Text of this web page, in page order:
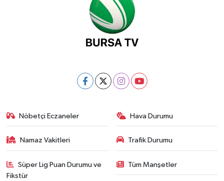
Nöbetçi Eczaneler Hava Durumu
Namaz Vakitleri Trafik Durumu
Süper Lig Puan Durumu ve
Fikstür
Tüm Manşetler